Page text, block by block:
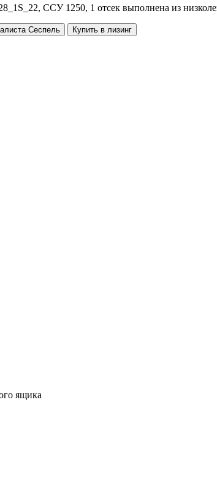
ССУ 1250, 1 отсек выполнена из
Сеспель
Купить в лизинг
ящика